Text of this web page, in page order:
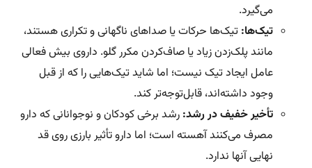
می‌گیرد.
تیک‌ها: تیک‌ها حرکات یا صداهای ناگهانی و تکراری هستند،
مانند پلک‌زدن زیاد یا صاف‌کردن مکرر گلو. داروی بیش فعالی
عامل ایجاد تیک نیست؛ اما شاید تیک‌هایی را که از قبل
وجود داشته‌اند، قابل‌توجه‌تر کند.
تأخیر خفیف در رشد: رشد برخی کودکان و نوجوانانی که دارو
مصرف می‌کنند آهسته است؛ اما دارو تأثیر بارزی روی قد
نهایی آنها ندارد.